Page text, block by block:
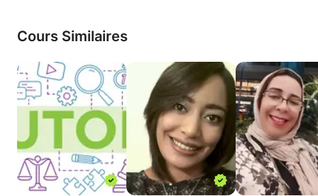
Cours Similaires